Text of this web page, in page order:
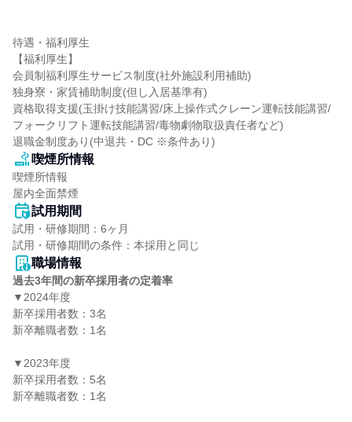
待遇・福利厚生
【福利厚生】
会員制福利厚生サービス制度(社外施設利用補助)
独身寮・家賃補助制度(但し入居基準有)
資格取得支援(玉掛け技能講習/床上操作式クレーン運転技能講習/
フォークリフト運転技能講習/毒物劇物取扱責任者など)
退職金制度あり(中退共・DC ※条件あり)
喫煙所情報
喫煙所情報
屋内全面禁煙
試用期間
試用・研修期間：6ヶ月
職場情報
過去3年間の新卒採用者の定着率
▼2024年度
新卒採用者数：3名
新卒離職者数：1名
▼2023年度
新卒採用者数：5名
新卒離職者数：1名